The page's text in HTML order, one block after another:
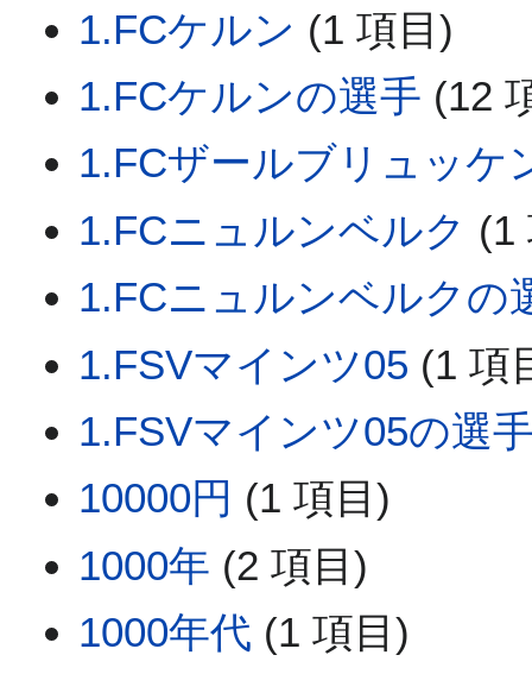
1.FCケルン (1 項目)
1.FCケルンの選手 (12
1.FCザールブリュッケ
1.FCニュルンベルク (1
1.FCニュルンベルクの
1.FSVマインツ05 (1 項
1.FSVマインツ05の選
10000円 (1 項目)
1000年 (2 項目)
1000年代 (1 項目)